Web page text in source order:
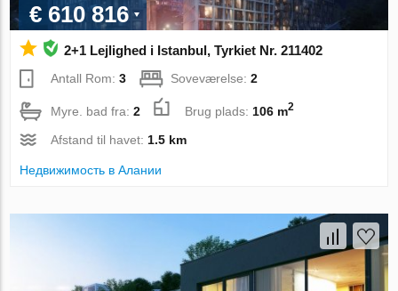
€ 610 816
2+1 Lejlighed i Istanbul, Tyrkiet Nr. 211402
Antall Rom:3 Soveværelse:2
Myre. bad fra:2 Brug plads: 106 m2
Afstand til havet: 1.5 km
Недвижимость в Алании